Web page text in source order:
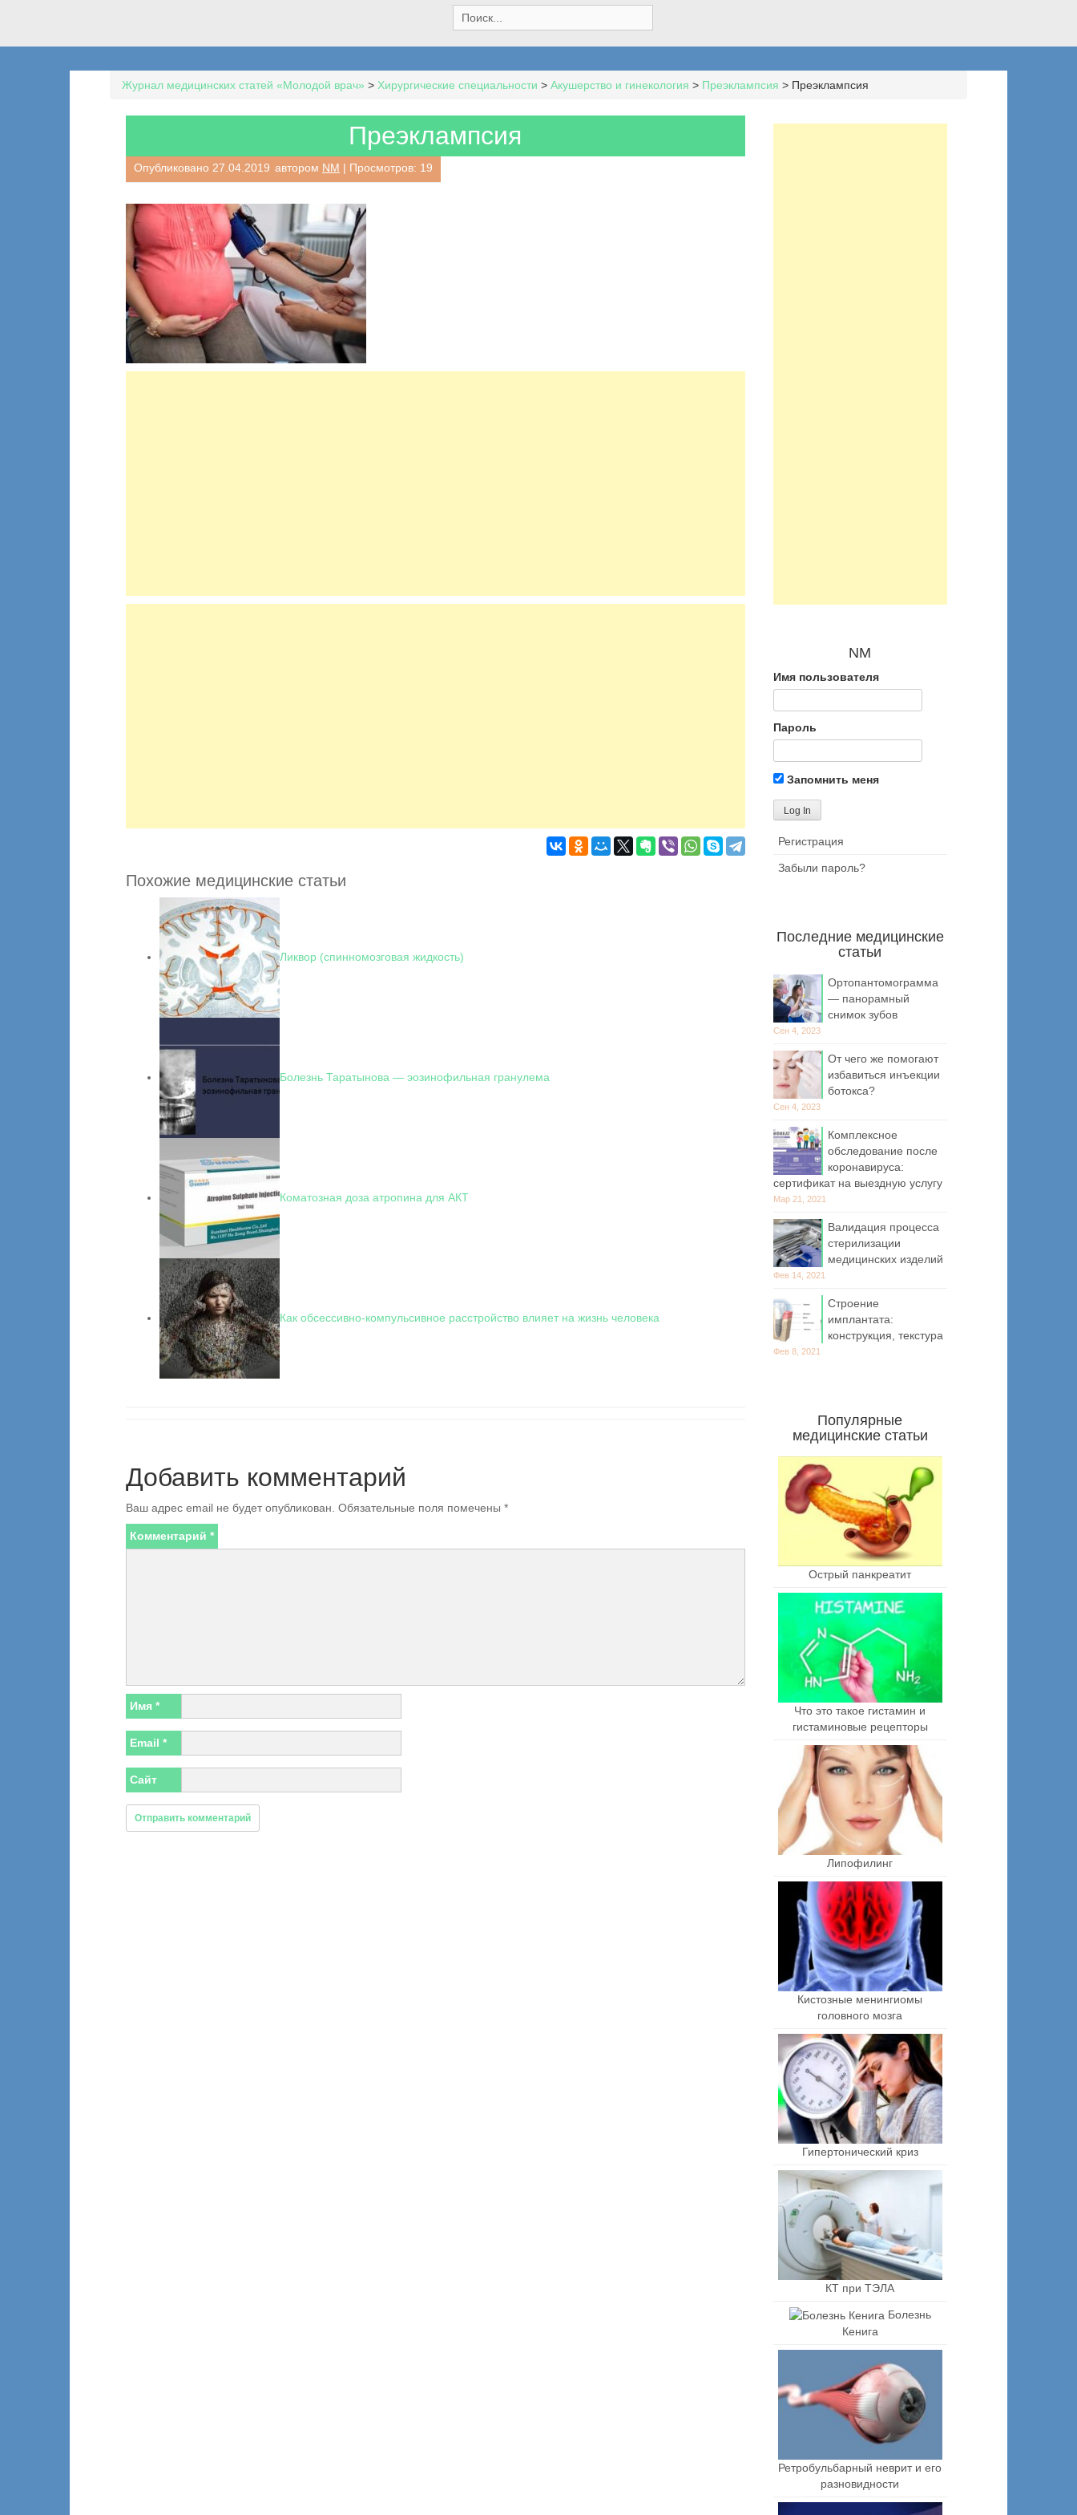
e
a
h
r
:
Журнал медицинских статей «Молодой врач» > Хирургические специальности > Акушерство и гинекология > Преэклампсия > Преэклампсия
Преэклампсия
Опубликовано 27.04.2019 автором NM | Просмотров: 19
Похожие медицинские статьи
Ликвор (спинномозговая жидкость)
Болезнь Таратынова — эозинофильная гранулема
Коматозная доза атропина для АКТ
Как обсессивно-компульсивное расстройство влияет на жизнь человека
Добавить комментарий
Ваш адрес email не будет опубликован. Обязательные поля помечены *
Комментарий *
Имя *
Email *
Сайт
NM
Имя пользователя
Пароль
Запомнить меня
Регистрация
Забыли пароль?
Последние медицинские
статьи
Ортопантомограмма
— панорамный
снимок зубов
Сен 4, 2023
От чего же помогают
избавиться инъекции
ботокса?
Сен 4, 2023
Комплексное
обследование после
коронавируса:
сертификат на выездную услугу
Мар 21, 2021
Валидация процесса
стерилизации
медицинских изделий
Фев 14, 2021
Строение
имплантата:
конструкция, текстура
Фев 8, 2021
Популярные
медицинские статьи
Острый панкреатит
Что это такое гистамин и
гистаминовые рецепторы
Липофилинг
Кистозные менингиомы
головного мозга
Гипертонический криз
КТ при ТЭЛА
Болезнь
Кенига
Ретробульбарный неврит и его
разновидности